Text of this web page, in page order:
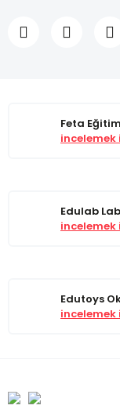
Feta
incelemek
Edulab
incelemek
Edutoys
incelemek